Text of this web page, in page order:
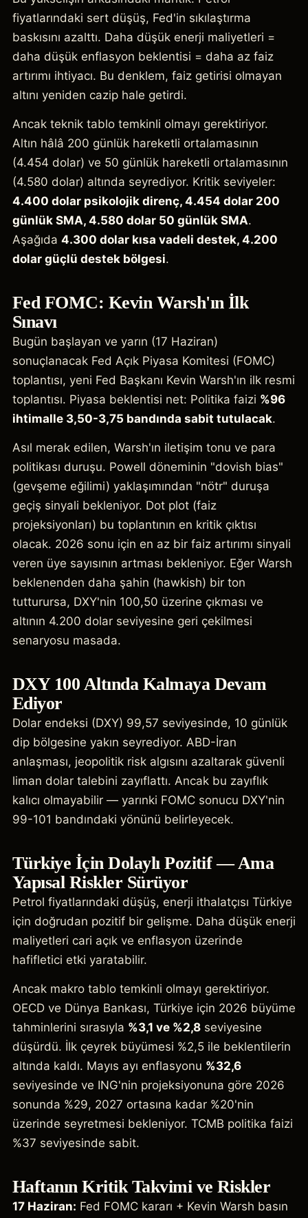
fiyatlarındaki sert düşüş, Fed'in sıkılaştırma
baskısını azalttı. Daha düşük enerji maliyetleri =
daha düşük enflasyon beklentisi = daha az faiz
artırımı ihtiyacı. Bu denklem, faiz getirisi olmayan
altını yeniden cazip hale getirdi.
Ancak teknik tablo temkinli olmayı gerektiriyor.
Altın hâlâ 200 günlük hareketli ortalamasının
(4.454 dolar) ve 50 günlük hareketli ortalamasının
(4.580 dolar) altında seyrediyor. Kritik seviyeler:
4.400 dolar psikolojik direnç, 4.454 dolar 200
günlük SMA, 4.580 dolar 50 günlük SMA.
Aşağıda 4.300 dolar kısa vadeli destek, 4.200
dolar güçlü destek bölgesi.
Fed FOMC: Kevin Warsh'ın İlk
Sınavı
Bugün başlayan ve yarın (17 Haziran)
sonuçlanacak Fed Açık Piyasa Komitesi (FOMC)
toplantısı, yeni Fed Başkanı Kevin Warsh'ın ilk resmi
toplantısı. Piyasa beklentisi net: Politika faizi %96
ihtimalle 3,50-3,75 bandında sabit tutulacak.
Asıl merak edilen, Warsh'ın iletişim tonu ve para
politikası duruşu. Powell döneminin "dovish bias"
(gevşeme eğilimi) yaklaşımından "nötr" duruşa
geçiş sinyali bekleniyor. Dot plot (faiz
projeksiyonları) bu toplantının en kritik çıktısı
olacak. 2026 sonu için en az bir faiz artırımı sinyali
veren üye sayısının artması bekleniyor. Eğer Warsh
beklenenden daha şahin (hawkish) bir ton
tutturursa, DXY'nin 100,50 üzerine çıkması ve
altının 4.200 dolar seviyesine geri çekilmesi
senaryosu masada.
DXY 100 Altında Kalmaya Devam
Ediyor
Dolar endeksi (DXY) 99,57 seviyesinde, 10 günlük
dip bölgesine yakın seyrediyor. ABD-İran
anlaşması, jeopolitik risk algısını azaltarak güvenli
liman dolar talebini zayıflattı. Ancak bu zayıflık
kalıcı olmayabilir — yarınki FOMC sonucu DXY'nin
99-101 bandındaki yönünü belirleyecek.
Türkiye İçin Dolaylı Pozitif — Ama
Yapısal Riskler Sürüyor
Petrol fiyatlarındaki düşüş, enerji ithalatçısı Türkiye
için doğrudan pozitif bir gelişme. Daha düşük enerji
maliyetleri cari açık ve enflasyon üzerinde
hafifletici etki yaratabilir.
Ancak makro tablo temkinli olmayı gerektiriyor.
OECD ve Dünya Bankası, Türkiye için 2026 büyüme
tahminlerini sırasıyla %3,1 ve %2,8 seviyesine
düşürdü. İlk çeyrek büyümesi %2,5 ile beklentilerin
altında kaldı. Mayıs ayı enflasyonu %32,6
seviyesinde ve ING'nin projeksiyonuna göre 2026
sonunda %29, 2027 ortasına kadar %20'nin
üzerinde seyretmesi bekleniyor. TCMB politika faizi
%37 seviyesinde sabit.
Haftanın Kritik Takvimi ve Riskler
17 Haziran: Fed FOMC kararı + Kevin Warsh basın